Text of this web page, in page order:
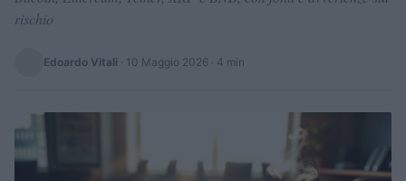
rischio
Edoardo Vitali · 10 Maggio 2026 · 4 min